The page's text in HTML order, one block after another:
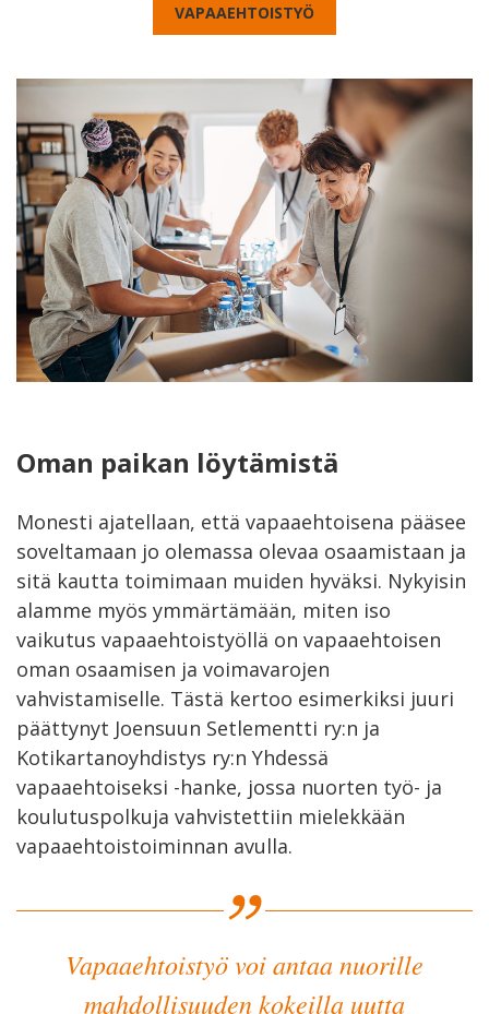
VAPAAEHTOISTYÖ
Oman paikan löytämistä
Monesti ajatellaan, että vapaaehtoisena pääsee
soveltamaan jo olemassa olevaa osaamistaan ja
sitä kautta toimimaan muiden hyväksi. Nykyisin
alamme myös ymmärtämään, miten iso
vaikutus vapaaehtoistyöllä on vapaaehtoisen
oman osaamisen ja voimavarojen
vahvistamiselle. Tästä kertoo esimerkiksi juuri
päättynyt Joensuun Setlementti ry:n ja
Kotikartanoyhdistys ry:n Yhdessä
vapaaehtoiseksi -hanke, jossa nuorten työ- ja
koulutuspolkuja vahvistettiin mielekkään
vapaaehtoistoiminnan avulla.
Vapaaehtoistyö voi antaa nuorille
mahdollisuuden kokeilla uutta